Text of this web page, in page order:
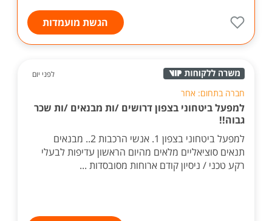
הגשת מועמדות
לפני יום
חברה בתחום: אחר
למפעל ביטחוני בצפון דרושים /ות מבנאים /ות שכר
גבוה!!
למפעל ביטחוני בצפון 1. אנשי הרכבות 2.. מבנאים
תנאים סוציאליים מלאים מהיום הראשון עדיפות לבעלי
רקע טכני / ניסיון קודם ארוחות מסובסדות ...